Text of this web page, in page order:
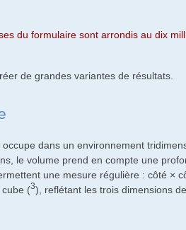
du formulaire sont arrondis au dix
de grandes variantes de résultats.
dans un environnement
le volume prend en compte une
une mesure régulière : côté ×
cube (3), reflétant les trois dimensions de